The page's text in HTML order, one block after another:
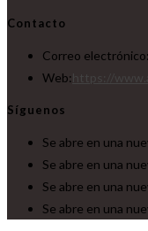
Contacto
Correo electrónico:
Web:
Síguenos
Se abre en una
Se abre en una
Se abre en una
Se abre en una